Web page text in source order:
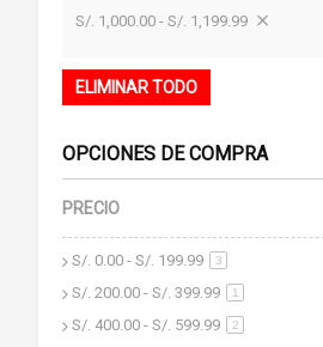
S/. 1,000.00 - S/. 1,199.99
ELIMINAR TODO
OPCIONES DE COMPRA
PRECIO
S/. 0.00 - S/. 199.99 3artículo
S/. 200.00 - S/. 399.99 1
S/. 400.00 - S/. 599.99 2artículo